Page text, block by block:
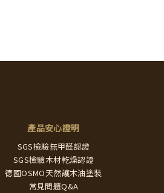
產品安心證明
SGS檢驗無甲醛認證
SGS檢驗木材乾燥認證
德國OSMO天然護木油塗裝
常見問題Q&A